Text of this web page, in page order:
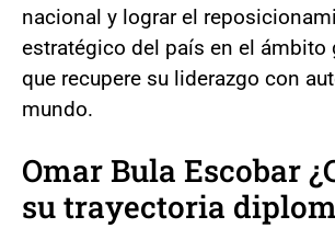
nacional y lograr el
estratégico del país en el ámbito
que recupere su liderazgo con
mundo.
Omar Bula Escobar
su trayectoria